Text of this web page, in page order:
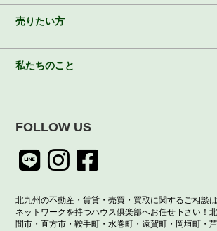
売りたい方
私たちのこと
FOLLOW US
北九州の不動産・賃貸・売買・買取に関するご相談
ネットワークを持つハウス倶楽部へお任せ下さい！
間市・直方市・鞍手町・水巻町・遠賀町・岡垣町・